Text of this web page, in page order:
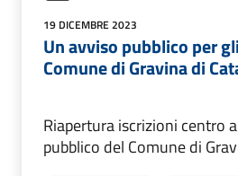
19 DICEMBRE 2023
Un avviso pubblico per
Comune di Gravina di
Riapertura iscrizioni centro
pubblico del Comune di